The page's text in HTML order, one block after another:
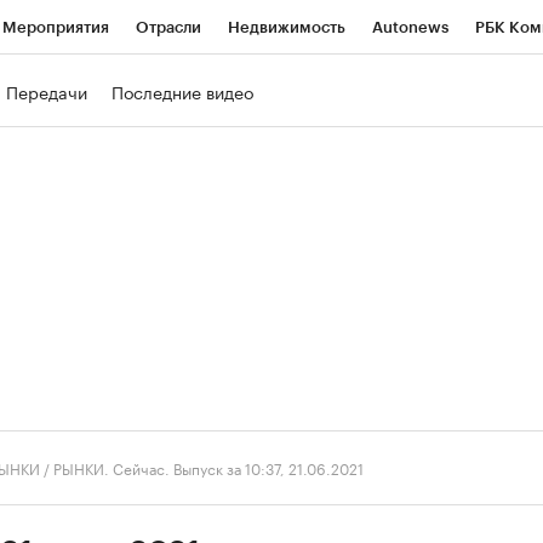
Мероприятия Отрасли Недвижимость Autonews РБК
Передачи Последние видео
/ РЫНКИ. Сейчас. Выпуск за 10:37, 21.06.2021